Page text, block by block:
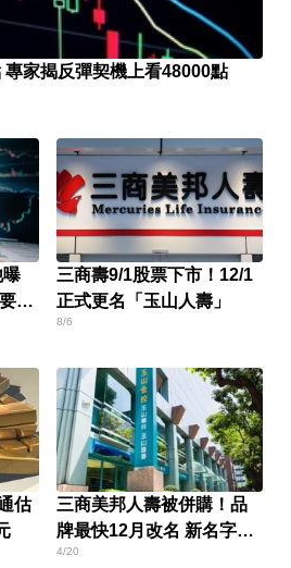
家揭反彈契機上看48000點
曝
賺
三商壽9/1股票下市！12/1
正式更名「玉山人壽」
8/6
估
三商美邦人壽被併購！品
牌最快12月改名 新名字曝
光
4/20